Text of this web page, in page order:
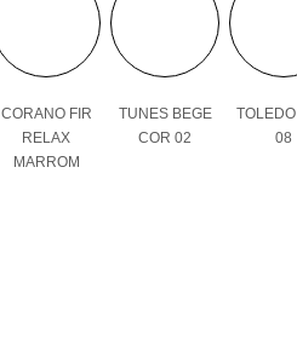
CORANO FIR
RELAX
MARROM
TUNES BEGE
COR 02
08